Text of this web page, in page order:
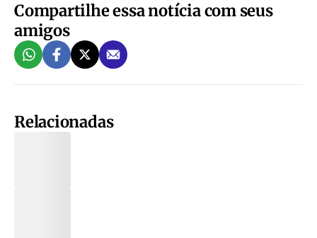
Compartilhe essa notícia com seus
amigos
Relacionadas